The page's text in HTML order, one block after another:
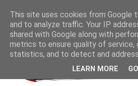
This site uses cookies from Google
and to analyze traffic. Your IP
shared with Google along with
metrics to ensure quality of service,
statistics, and to detect and
LEARN MORE